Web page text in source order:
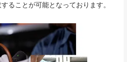
ることが可能となっております。